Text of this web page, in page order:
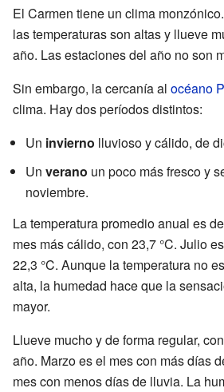
El Carmen tiene un clima
las temperaturas son altas y llueve
año. Las estaciones del año no son
Sin embargo, la cercanía al océano
clima. Hay dos períodos distintos:
Un invierno lluvioso y cálido, de
Un verano un poco más fresco y
noviembre.
La temperatura promedio anual es
mes más cálido, con 23,7 °C. Julio
22,3 °C. Aunque la temperatura no
alta, la humedad hace que la
mayor.
Llueve mucho y de forma regular,
año. Marzo es el mes con más días
mes con menos días de lluvia. La